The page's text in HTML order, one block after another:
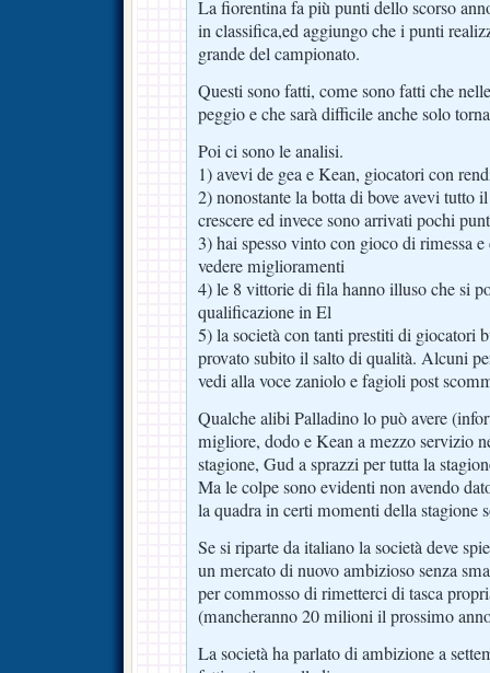
La fiorentina fa più punti dello scorso
in classifica,ed aggiungo che i punti
grande del campionato.
Questi sono fatti, come sono fatti che
peggio e che sarà difficile anche solo
Poi ci sono le analisi.
1) avevi de gea e Kean, giocatori con
2) nonostante la botta di bove avevi tutto
crescere ed invece sono arrivati pochi
3) hai spesso vinto con gioco di rimessa
vedere miglioramenti
4) le 8 vittorie di fila hanno illuso che si
qualificazione in El
5) la società con tanti prestiti di giocatori
provato subito il salto di qualità. Alcuni
vedi alla voce zaniolo e fagioli post
Qualche alibi Palladino lo può avere
migliore, dodo e Kean a mezzo servizio
stagione, Gud a sprazzi per tutta la
Ma le colpe sono evidenti non avendo
la quadra in certi momenti della stagione
Se si riparte da italiano la società deve
un mercato di nuovo ambizioso senza
per commosso di rimetterci di tasca
(mancheranno 20 milioni il prossimo
La società ha parlato di ambizione a